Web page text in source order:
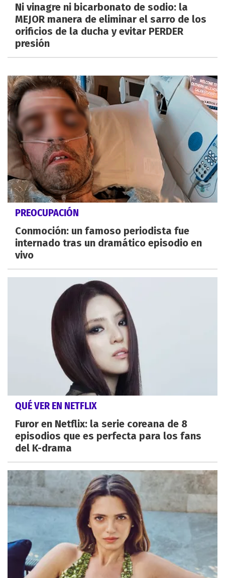
Ni vinagre ni bicarbonato de sodio: la
MEJOR manera de eliminar el sarro de los
orificios de la ducha y evitar PERDER
presión
PREOCUPACIÓN
Conmoción: un famoso periodista fue
internado tras un dramático episodio en
vivo
QUÉ VER EN NETFLIX
Furor en Netflix: la serie coreana de 8
episodios que es perfecta para los fans
del K-drama